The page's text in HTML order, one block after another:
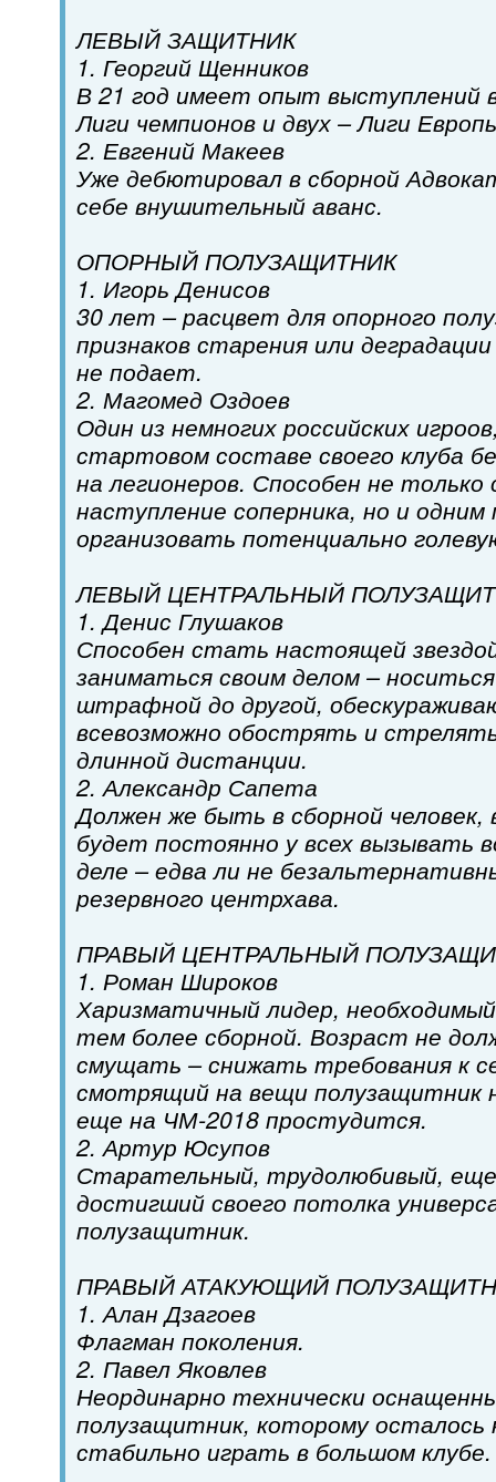
ЛЕВЫЙ ЗАЩИТНИК
1. Георгий Щенников
В 21 год имеет опыт выступлений
Лиги чемпионов и двух – Лиги
2. Евгений Макеев
Уже дебютировал в сборной
себе внушительный аванс.
ОПОРНЫЙ ПОЛУЗАЩИТНИК
1. Игорь Денисов
30 лет – расцвет для опорного
признаков старения или
не подает.
2. Магомед Оздоев
Один из немногих российских
стартовом составе своего клуба
на легионеров. Способен не
наступление соперника, но и одним
организовать потенциально
ЛЕВЫЙ ЦЕНТРАЛЬНЫЙ
1. Денис Глушаков
Способен стать настоящей
заниматься своим делом –
штрафной до другой,
всевозможно обострять и
длинной дистанции.
2. Александр Сапета
Должен же быть в сборной человек,
будет постоянно у всех вызывать
деле – едва ли не
резервного центрхава.
ПРАВЫЙ ЦЕНТРАЛЬНЫЙ
1. Роман Широков
Харизматичный лидер,
тем более сборной. Возраст не
смущать – снижать требования к
смотрящий на вещи полузащитник
еще на ЧМ-2018 простудится.
2. Артур Юсупов
Старательный, трудолюбивый,
достигший своего потолка
полузащитник.
ПРАВЫЙ АТАКУЮЩИЙ
1. Алан Дзагоев
Флагман поколения.
2. Павел Яковлев
Неординарно технически
полузащитник, которому осталось
стабильно играть в большом клубе.